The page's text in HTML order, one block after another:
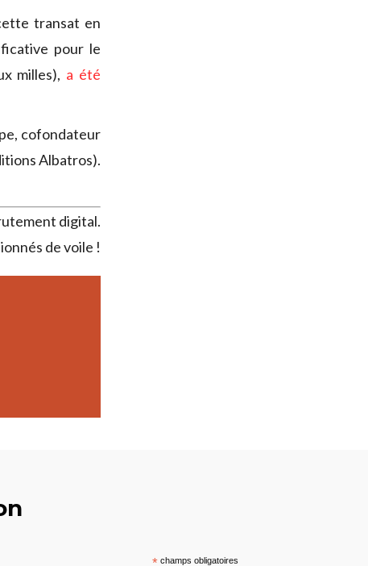
transat en
pour le
milles), a été
cofondateur
Albatros).
digital.
de voile !
*champs obligatoires